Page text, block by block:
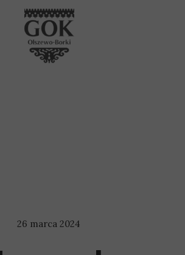
26 marca 2024